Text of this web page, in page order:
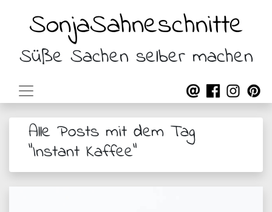
SonjaSahneschnitte
Süße Sachen selber machen
Alle Posts mit dem Tag
"Instant Kaffee"